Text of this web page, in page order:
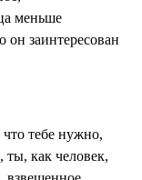
меньше
он заинтересован
тебе нужно,
ты, как человек,